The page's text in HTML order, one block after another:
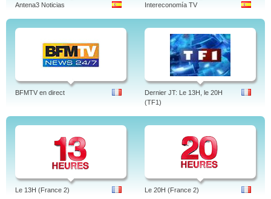
Antena3 Noticias Intereconomía TV
BFMTV en direct
Dernier JT: Le 13H, le 20H
(TF1)
Le 13H (France 2) Le 20H (France 2)